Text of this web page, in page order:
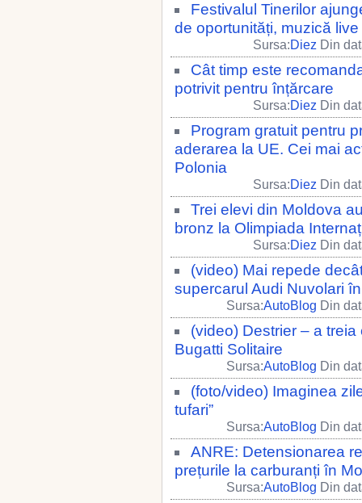
Festivalul Tinerilor
de oportunități, muzică
Sursa:Diez Din
Cât timp este
potrivit pentru înțărcare
Sursa:Diez Din
Program gratuit pentru
aderarea la UE. Cei mai
Polonia
Sursa:Diez Din
Trei elevi din Moldova
bronz la Olimpiada
Sursa:Diez Din
(video) Mai repede
supercarul Audi Nuvolari
Sursa:AutoBlog Din
(video) Destrier – a
Bugatti Solitaire
Sursa:AutoBlog Din
(foto/video) Imaginea
tufari”
Sursa:AutoBlog Din
ANRE: Detensionarea
prețurile la carburanți în
Sursa:AutoBlog Din